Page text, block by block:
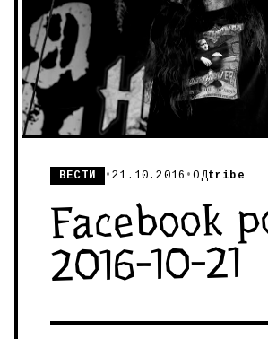
ВЕСТИ •21.10.2016 •ОДtribe
Facebook
2016-10-21